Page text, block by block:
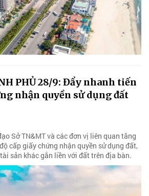
PHỦ 28/9: Đẩy nhanh tiến
nhận quyền sử dụng đất
Sở TN&MT và các đơn vị liên quan tăng
cấp giấy chứng nhận quyền sử dụng đất,
sản khác gắn liền với đất trên địa bàn.